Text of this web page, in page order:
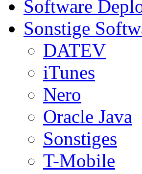
Software
Sonstige
DATEV
iTunes
Nero
Oracle Java
Sonstiges
T-Mobile